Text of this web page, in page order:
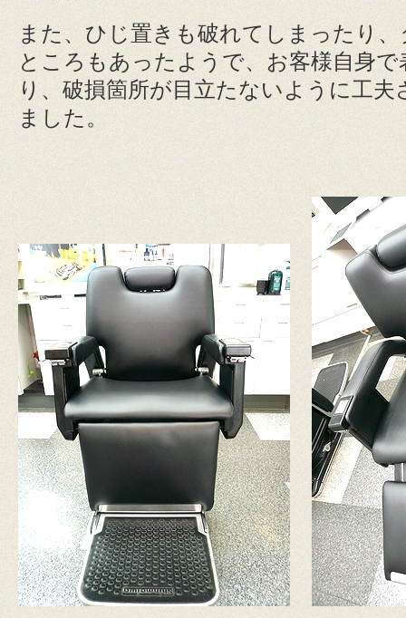
また、ひじ置きも破れてしまったり
ところもあったようで、お客様自身
り、破損箇所が目立たないように工
ました。